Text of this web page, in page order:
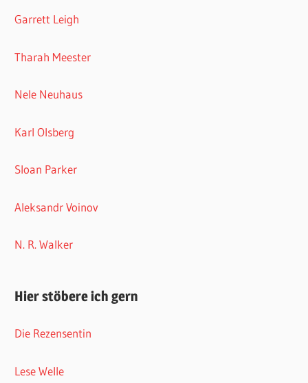
Garrett Leigh
Tharah Meester
Nele Neuhaus
Karl Olsberg
Sloan Parker
Aleksandr Voinov
N. R. Walker
Hier stöbere ich gern
Die Rezensentin
Lese Welle